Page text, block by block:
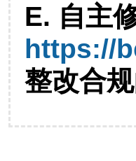
E. 自主
https://
整改合